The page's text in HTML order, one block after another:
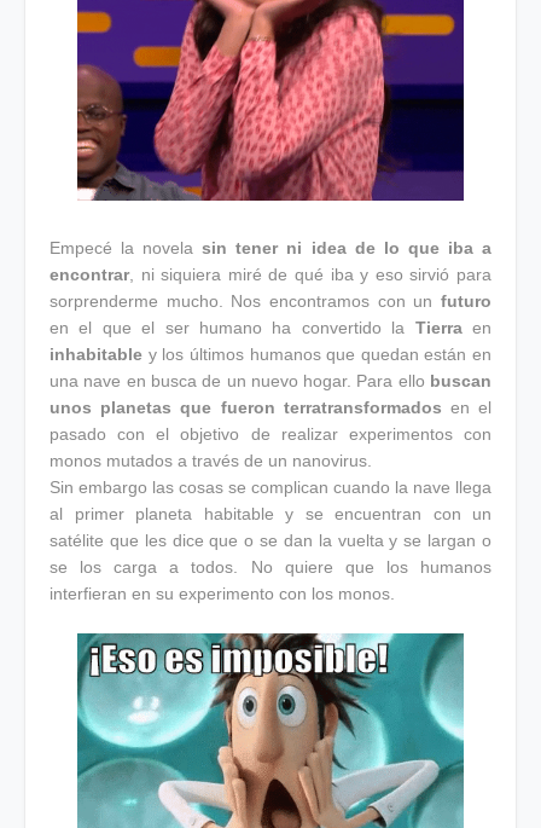
Empecé la novelasin tener ni idea de lo que iba a
encontrar, ni siquiera miré de qué iba y eso sirvió para
sorprenderme mucho. Nos encontramos con un futuro
en el que el ser humano ha convertido la Tierraen
inhabitable y los últimos humanos que quedan están en
una nave en busca de un nuevo hogar. Para ello buscan
unos planetas que fueron terratransformados en el
pasado con el objetivo de realizar experimentos con
monos mutados a través de un nanovirus.
Sin embargo las cosas se complican cuando la nave llega
al primer planeta habitable y se encuentran con un
satélite que les dice que o se dan la vuelta y se largan o
se los carga a todos. No quiere que los humanos
interfieran en su experimento con los monos.